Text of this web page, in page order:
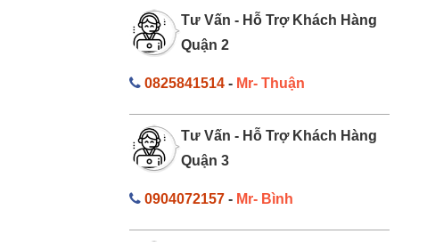
Tư Vấn - Hỗ Trợ Khách Hàng
Quận 2
0825841514- Mr- Thuận
Tư Vấn - Hỗ Trợ Khách Hàng
Quận 3
0904072157- Mr- Bình